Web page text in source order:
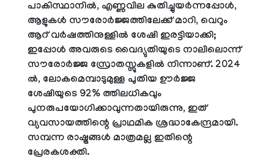
പാകിസ്ഥാനില്‍, എണ്ണവില കുതിച്ചുയര്‍ന്നപ്പോള്‍,
ആളുകള്‍ സൗരോര്‍ജ്ജത്തിലേക്ക് മാറി, വെറും
ആറ് വര്‍ഷത്തിനുള്ളില്‍ ശേഷി ഇരട്ടിയാക്കി;
ഇപ്പോള്‍ അവരുടെ വൈദ്യുതിയുടെ നാലിലൊന്ന്
സൗരോര്‍ജ്ജ സ്രോതസ്സുകളില്‍ നിന്നാണ്. 2024
ല്‍, ലോകമെമ്പാടുമുള്ള പുതിയ ഊര്‍ജ്ജ
ശേഷിയുടെ 92% ത്തിലധികവും
പുനരുപയോഗിക്കാവുന്നതായിരുന്നു, ഇത്
വ്യവസായത്തിന്റെ പ്രാഥമിക ശ്രദ്ധാകേന്ദ്രമായി.
സമ്പന്ന രാഷ്ട്രങ്ങള്‍ മാത്രമല്ല ഇതിന്റെ
പ്രേരകശക്തി.